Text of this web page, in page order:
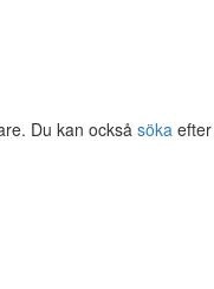
Du kan också söka